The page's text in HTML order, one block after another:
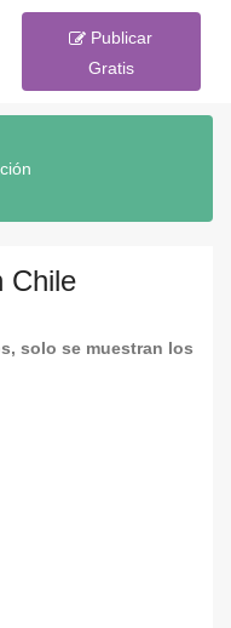
Publicar
Gratis
Chile
solo se muestran los